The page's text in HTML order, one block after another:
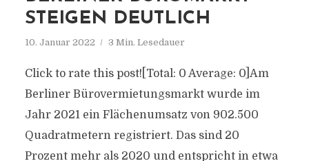
STEIGEN DEUTLICH
10. Januar 2022 3 Min. Lesedauer
Click to rate this post![Total: 0 Average: 0]Am
Berliner Bürovermietungsmarkt wurde im
Jahr 2021 ein Flächenumsatz von 902.500
Quadratmetern registriert. Das sind 20
Prozent mehr als 2020 und entspricht in etwa